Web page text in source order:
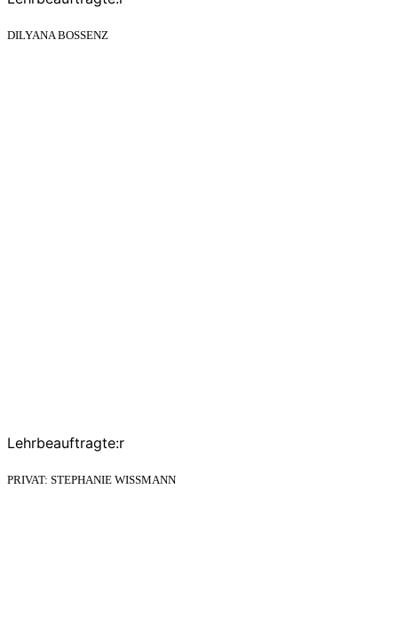
DILYANA BOSSENZ
Lehrbeauftragte:r
PRIVAT: STEPHANIE WISSMANN